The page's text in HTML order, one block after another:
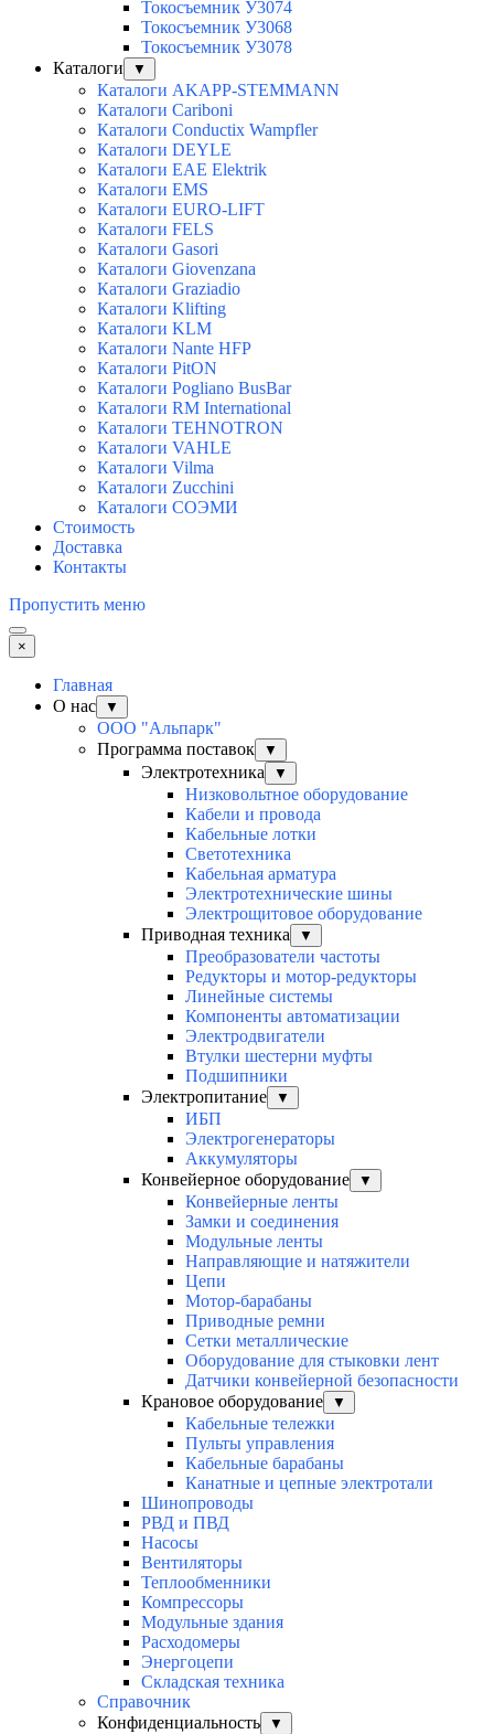
Токосъемник У3074
Токосъемник У3068
Токосъемник У3078
Каталоги
▼
Каталоги AKAPP-STEMMANN
Каталоги Cariboni
Каталоги Conductix Wampfler
Каталоги DEYLE
Каталоги EAE Elektrik
Каталоги EMS
Каталоги EURO-LIFT
Каталоги FELS
Каталоги Gasori
Каталоги Giovenzana
Каталоги Graziadio
Каталоги Klifting
Каталоги KLM
Каталоги Nante HFP
Каталоги PitON
Каталоги Pogliano BusBar
Каталоги RM International
Каталоги TEHNOTRON
Каталоги VAHLE
Каталоги Vilma
Каталоги Zucchini
Каталоги СОЭМИ
Стоимость
Доставка
Контакты
Пропустить меню
×
Главная
О нас
▼
ООО "Альпарк"
Программа поставок
▼
Электротехника ▼
Низковольтное оборудование
Кабели и провода
Кабельные лотки
Светотехника
Кабельная арматура
Электротехнические шины
Электрощитовое оборудование
Приводная техника
▼
Преобразователи частоты
Редукторы и мотор-редукторы
Линейные системы
Компоненты автоматизации
Электродвигатели
Втулки шестерни муфты
Подшипники
Электропитание
▼
ИБП
Электрогенераторы
Аккумуляторы
Конвейерное оборудование
▼
Конвейерные ленты
Замки и соединения
Модульные ленты
Направляющие и натяжители
Цепи
Мотор-барабаны
Приводные ремни
Сетки металлические
Оборудование для стыковки лент
Датчики конвейерной безопасности
Крановое оборудование
▼
Кабельные тележки
Пульты управления
Кабельные барабаны
Канатные и цепные электротали
Шинопроводы
РВД и ПВД
Насосы
Вентиляторы
Теплообменники
Компрессоры
Модульные здания
Расходомеры
Энергоцепи
Складская техника
Справочник
Конфиденциальность
▼